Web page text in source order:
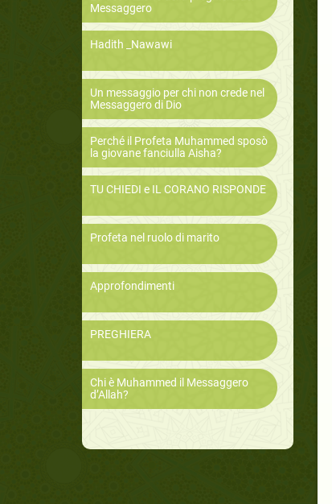
Messaggero
Hadith _Nawawi
Un messaggio per chi non crede nel
Messaggero di Dio
Perché il Profeta Muhammed sposò
la giovane fanciulla Aisha?
TU CHIEDI e IL CORANO RISPONDE
Profeta nel ruolo di marito
Approfondimenti
PREGHIERA
Chi è Muhammed il Messaggero
d’Allah?